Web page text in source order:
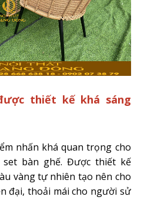
thiết kế khá sáng
nhấn khá quan trọng cho
bàn ghế. Được thiết kế
vàng tự nhiên tạo nên cho
đại, thoải mái cho người sử